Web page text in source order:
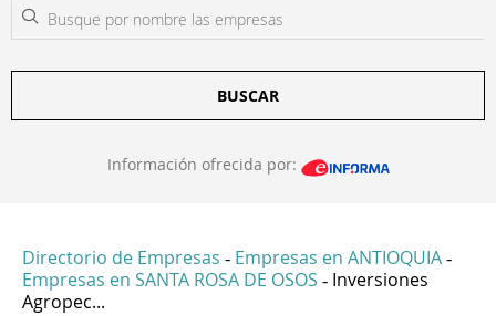
BUSCAR
Información ofrecida por:
Directorio de Empresas - Empresas en ANTIOQUIA -
Empresas en SANTA ROSA DE OSOS - Inversiones
Agropec...